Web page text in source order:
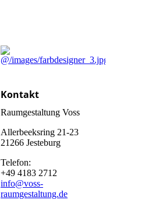
Kontakt
Raumgestaltung Voss
Allerbeeksring 21-23
21266 Jesteburg
Telefon:
+49 4183 2712
info@voss-
raumgestaltung.de